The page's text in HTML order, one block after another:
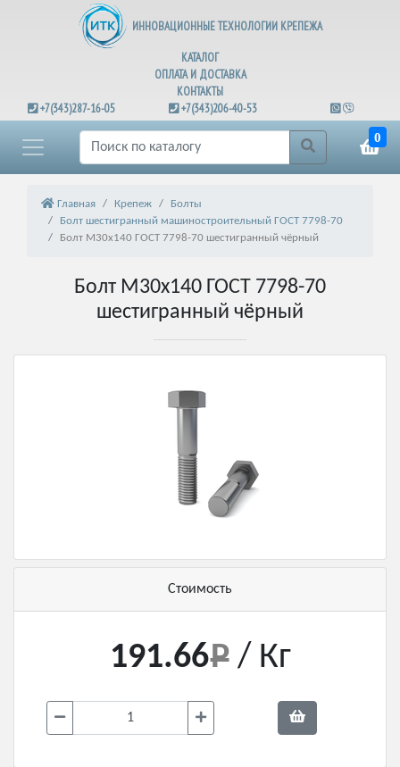
ИННОВАЦИОННЫЕ ТЕХНОЛОГИИ КРЕПЕЖА
КАТАЛОГ
ОПЛАТА И ДОСТАВКА
КОНТАКТЫ
+7(343)287-16-05
+7(343)206-40-53
0
Главная Крепеж
Болты
Болт шестигранный машиностроительный ГОСТ 7798-70
Болт М30х140 ГОСТ 7798-70 шестигранный чёрный
Болт М30х140 ГОСТ 7798-70
шестигранный чёрный
Стоимость
191.66 / Кг